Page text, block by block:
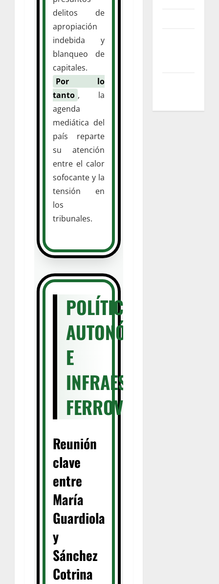
delitos de
apropiación
indebida y
blanqueo de
capitales.
Por lo
tanto , la
agenda
mediática del
país reparte
su atención
entre el calor
sofocante y la
tensión en
los
tribunales.
POLÍTICA
AUTONÓMICA
E
INFRAESTRUCTURAS
FERROVIARIAS
Reunión
clave
entre
María
Guardiola
y
Sánchez
Cotrina